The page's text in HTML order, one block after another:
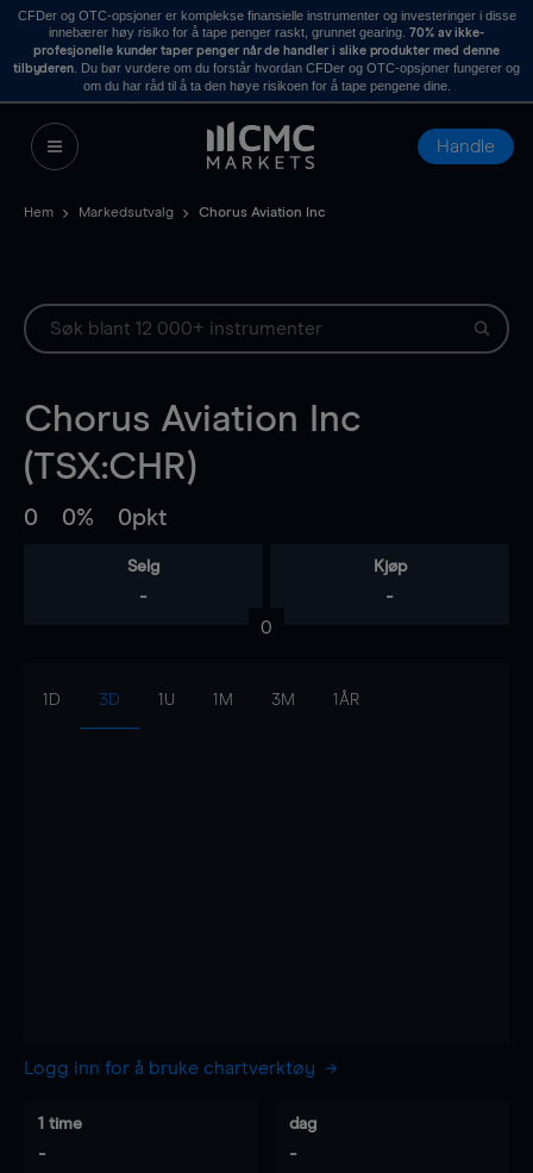
CFDer og OTC-opsjoner er komplekse finansielle instrumenter og investeringer i disse
innebærer høy risiko for å tape penger raskt, grunnet gearing. 70% av ikke-
profesjonelle kunder taper penger når de handler i slike produkter med denne
tilbyderen . Du bør vurdere om du forstår hvordan CFDer og OTC-opsjoner fungerer og
om du har råd til å ta den høye risikoen for å tape pengene dine.
Handle
Hem Markedsutvalg Chorus Aviation Inc
Chorus Aviation Inc
(TSX:CHR)
0 0% 0pkt
Selg
-
Kjøp
-
0
1D 3D 1U 1M 3M 1ÅR
Logg inn for å bruke chartverktøy
1 time
-
dag
-